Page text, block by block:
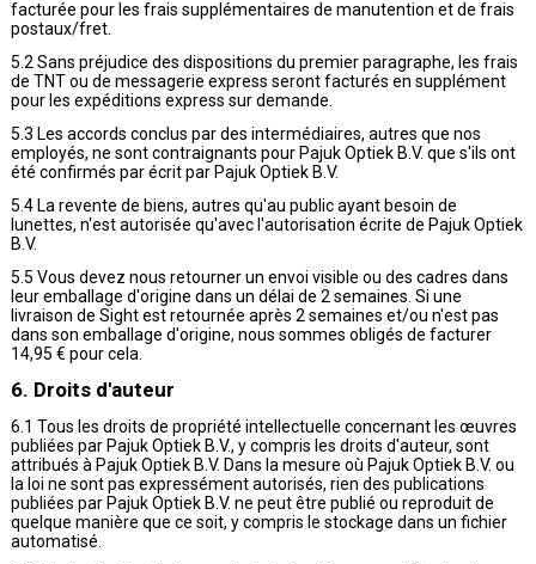
facturée pour les frais supplémentaires de manutention et de frais
postaux/fret.
5.2 Sans préjudice des dispositions du premier paragraphe, les frais
de TNT ou de messagerie express seront facturés en supplément
pour les expéditions express sur demande.
5.3 Les accords conclus par des intermédiaires, autres que nos
employés, ne sont contraignants pour Pajuk Optiek B.V. que s'ils ont
été confirmés par écrit par Pajuk Optiek B.V.
5.4 La revente de biens, autres qu'au public ayant besoin de
lunettes, n'est autorisée qu'avec l'autorisation écrite de Pajuk Optiek
B.V.
5.5 Vous devez nous retourner un envoi visible ou des cadres dans
leur emballage d'origine dans un délai de 2 semaines. Si une
livraison de Sight est retournée après 2 semaines et/ou n'est pas
dans son emballage d'origine, nous sommes obligés de facturer
14,95 € pour cela.
6. Droits d'auteur
6.1 Tous les droits de propriété intellectuelle concernant les œuvres
publiées par Pajuk Optiek B.V., y compris les droits d'auteur, sont
attribués à Pajuk Optiek B.V. Dans la mesure où Pajuk Optiek B.V. ou
la loi ne sont pas expressément autorisés, rien des publications
publiées par Pajuk Optiek B.V. ne peut être publié ou reproduit de
quelque manière que ce soit, y compris le stockage dans un fichier
automatisé.